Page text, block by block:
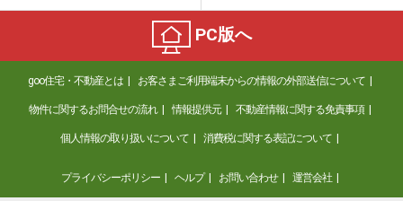
PC版へ
goo住宅・不動産とは お客さまご利用端末からの情報の外部送信について
物件に関するお問合せの流れ 情報提供元 不動産情報に関する免責事項
個人情報の取り扱いについて 消費税に関する表記について
プライバシーポリシー ヘルプ お問い合わせ 運営会社